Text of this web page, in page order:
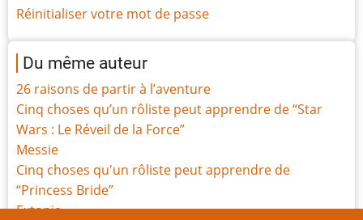
Réinitialiser votre mot de passe
Du même auteur
26 raisons de partir à l’aventure
Cinq choses qu’un rôliste peut apprendre de “Star
Wars : Le Réveil de la Force”
Messie
Cinq choses qu'un rôliste peut apprendre de
“Princess Bride”
Extopia